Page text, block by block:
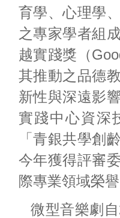
育學、心理學
之專家學者組
越實踐獎（
其推動之品德
新性與深遠影
實踐中心資深
「青銀共學創
今年獲得評審
際專業領域榮譽
微型音樂劇